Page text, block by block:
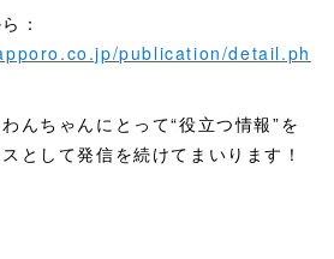
：
publication/detail.ph
んちゃんにとって“役立つ情報”を
として発信を続けてまいります！